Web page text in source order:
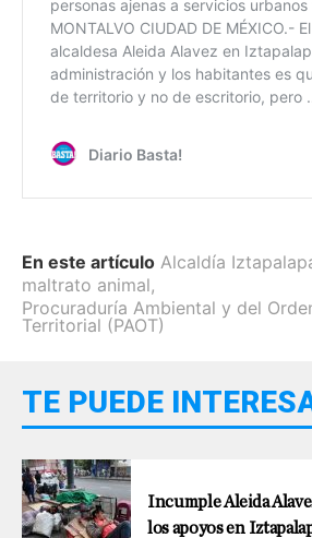
En este artículo Alcaldía
maltrato animal,
Procuraduría Ambiental y del
Territorial (PAOT)
TE PUEDE
Incumple Aleida
los apoyos en